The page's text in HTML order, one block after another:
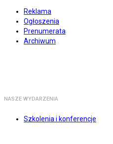
Reklama
Ogłoszenia
Prenumerata
Archiwum
NASZE WYDARZENIA
Szkolenia i konferencje